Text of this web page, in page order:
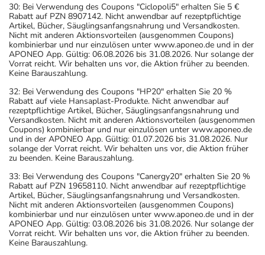
30: Bei Verwendung des Coupons "Ciclopoli5" erhalten Sie 5 €
Rabatt auf PZN 8907142. Nicht anwendbar auf rezeptpflichtige
Artikel, Bücher, Säuglingsanfangsnahrung und Versandkosten.
Nicht mit anderen Aktionsvorteilen (ausgenommen Coupons)
kombinierbar und nur einzulösen unter www.aponeo.de und in der
APONEO App. Gültig: 06.08.2026 bis 31.08.2026. Nur solange der
Vorrat reicht. Wir behalten uns vor, die Aktion früher zu beenden.
Keine Barauszahlung.
32: Bei Verwendung des Coupons "HP20" erhalten Sie 20 %
Rabatt auf viele Hansaplast-Produkte. Nicht anwendbar auf
rezeptpflichtige Artikel, Bücher, Säuglingsanfangsnahrung und
Versandkosten. Nicht mit anderen Aktionsvorteilen (ausgenommen
Coupons) kombinierbar und nur einzulösen unter www.aponeo.de
und in der APONEO App. Gültig: 01.07.2026 bis 31.08.2026. Nur
solange der Vorrat reicht. Wir behalten uns vor, die Aktion früher
zu beenden. Keine Barauszahlung.
33: Bei Verwendung des Coupons "Canergy20" erhalten Sie 20 %
Rabatt auf PZN 19658110. Nicht anwendbar auf rezeptpflichtige
Artikel, Bücher, Säuglingsanfangsnahrung und Versandkosten.
Nicht mit anderen Aktionsvorteilen (ausgenommen Coupons)
kombinierbar und nur einzulösen unter www.aponeo.de und in der
APONEO App. Gültig: 03.08.2026 bis 31.08.2026. Nur solange der
Vorrat reicht. Wir behalten uns vor, die Aktion früher zu beenden.
Keine Barauszahlung.